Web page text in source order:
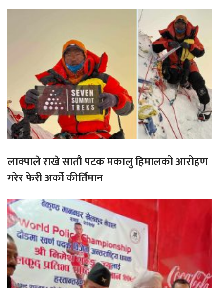
लाक्पाले राखे सातौ पटक मकालु हिमालको आरोहण
गरेर फेरी अर्को कीर्तिमान